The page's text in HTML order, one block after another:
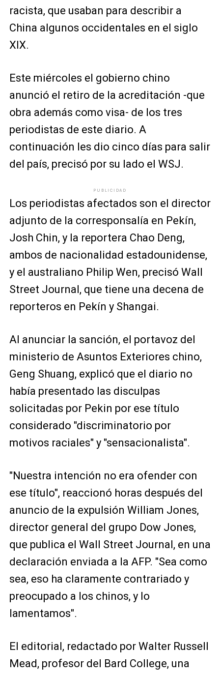
racista, que usaban para describir a
China algunos occidentales en el siglo
XIX.
Este miércoles el gobierno chino
anunció el retiro de la acreditación -que
obra además como visa- de los tres
periodistas de este diario. A
continuación les dio cinco días para salir
del país, precisó por su lado el WSJ.
PUBLICIDAD
Los periodistas afectados son el director
adjunto de la corresponsalía en Pekín,
Josh Chin, y la reportera Chao Deng,
ambos de nacionalidad estadounidense,
y el australiano Philip Wen, precisó Wall
Street Journal, que tiene una decena de
reporteros en Pekín y Shangai.
Al anunciar la sanción, el portavoz del
ministerio de Asuntos Exteriores chino,
Geng Shuang, explicó que el diario no
había presentado las disculpas
solicitadas por Pekin por ese título
considerado "discriminatorio por
motivos raciales" y "sensacionalista".
"Nuestra intención no era ofender con
ese título", reaccionó horas después del
anuncio de la expulsión William Jones,
director general del grupo Dow Jones,
que publica el Wall Street Journal, en una
declaración enviada a la AFP. "Sea como
sea, eso ha claramente contrariado y
preocupado a los chinos, y lo
lamentamos".
El editorial, redactado por Walter Russell
Mead, profesor del Bard College, una